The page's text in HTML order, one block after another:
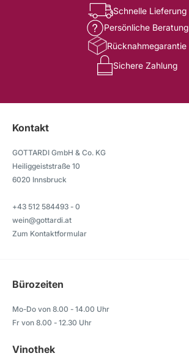
Schnelle Lieferung
Persönliche Beratung
Rücknahmegarantie
Sichere Zahlung
Kontakt
GOTTARDI GmbH & Co. KG
Heiliggeiststraße 10
6020 Innsbruck
+43 512 584493 - 0
wein@gottardi.at
Zum Kontaktformular
Bürozeiten
Mo-Do von 8.00 - 14.00 Uhr
Fr von 8.00 - 12.30 Uhr
Vinothek